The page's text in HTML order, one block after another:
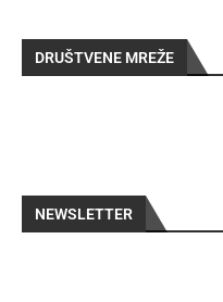
DRUŠTVENE MREŽE
NEWSLETTER